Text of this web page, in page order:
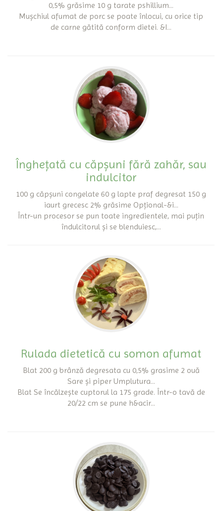
0,5% grăsime 10 g tarate pshillium...
Mușchiul afumat de porc se poate înlocui, cu orice tip
de carne gătită conform dietei. &I...
Înghețată cu căpșuni fără zahăr, sau
indulcitor
100 g căpșuni congelate 60 g lapte praf degresat 150 g
iaurt grecesc 2% grăsime Opțional-&i...
Într-un procesor se pun toate ingredientele, mai puțin
îndulcitorul și se blenduiesc,...
Rulada dietetică cu somon afumat
Blat 200 g brânză degresata cu 0,5% grasime 2 ouă
Sare și piper Umplutura...
Blat Se încălzește cuptorul la 175 grade. Într-o tavă de
20/22 cm se pune h&acir...